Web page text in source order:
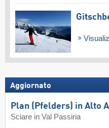
Aggiornato
Plan (Pfelders) in Alto
Sciare in Val Passiria